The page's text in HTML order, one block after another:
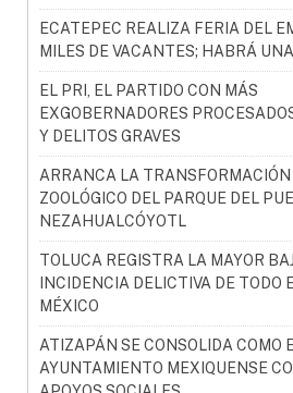
ECATEPEC REALIZA FERIA DEL
MILES DE VACANTES; HABRÁ
EL PRI, EL PARTIDO CON MÁS
EXGOBERNADORES
Y DELITOS GRAVES
ARRANCA LA TRANSFORMACIÓN
ZOOLÓGICO DEL PARQUE DEL
NEZAHUALCÓYOTL
TOLUCA REGISTRA LA MAYOR
INCIDENCIA DELICTIVA DE TODO
MÉXICO
ATIZAPÁN SE CONSOLIDA COMO
AYUNTAMIENTO MEXIQUENSE